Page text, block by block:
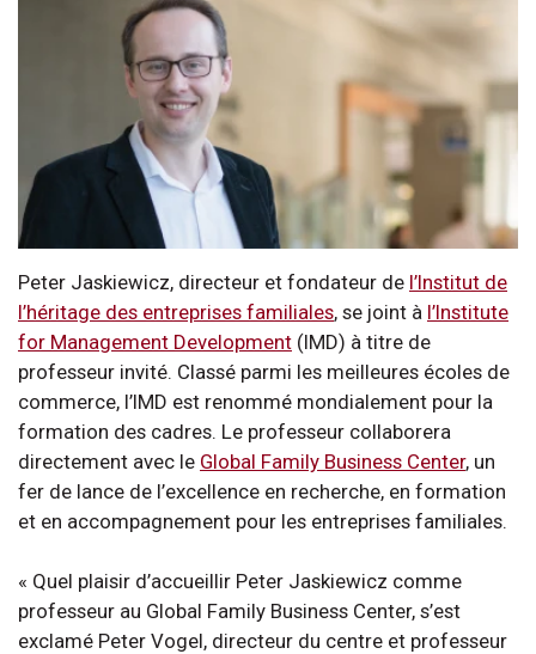
Peter Jaskiewicz, directeur et fondateur de l’Institut de
l’héritage des entreprises familiales, se joint à l’Institute
for Management Development (IMD) à titre de
professeur invité. Classé parmi les meilleures écoles de
commerce, l’IMD est renommé mondialement pour la
formation des cadres. Le professeur collaborera
directement avec le Global Family Business Center, un
fer de lance de l’excellence en recherche, en formation
et en accompagnement pour les entreprises familiales.
« Quel plaisir d’accueillir Peter Jaskiewicz comme
professeur au Global Family Business Center, s’est
exclamé Peter Vogel, directeur du centre et professeur